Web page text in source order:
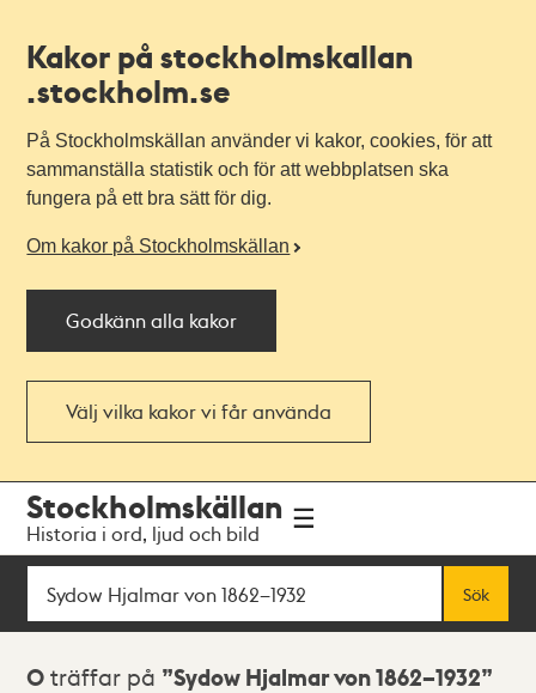
Kakor på stockholmskallan
.stockholm.se
På Stockholmskällan använder vi kakor, cookies, för att
sammanställa statistik och för att webbplatsen ska
fungera på ett bra sätt för dig.
Om kakor på Stockholmskällan
Godkänn alla kakor
Välj vilka kakor vi får använda
navigationen
huvudinnehållet
Stockholmskällan
Historia i ord, ljud och bild
Sök
Sök
Sökresultat
0 träffar på Sydow Hjalmar von 1862–1932